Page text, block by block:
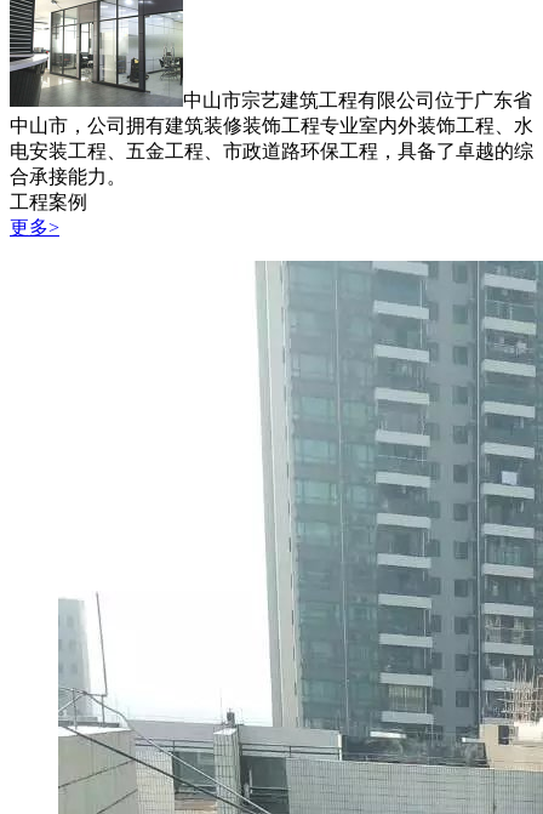
中山市宗艺建筑工程有限公司位于广东省
中山市，公司拥有建筑装修装饰工程专业室内外装饰工程、水
电安装工程、五金工程、市政道路环保工程，具备了卓越的综
合承接能力。
工程案例
更多>